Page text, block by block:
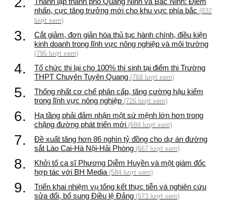
nhấn, cực tăng trưởng mới cho khu vực phía bắc (832
lượt xem)
3.
Cắt giảm, đơn giản hóa thủ tục hành chính, điều kiện
kinh doanh trong lĩnh vực nông nghiệp và môi trường
(795 lượt xem)
4.
Tổ chức thi lại cho 100% thí sinh tại điểm thi Trường
THPT Chuyên Tuyên Quang (768 lượt xem)
5.
Thống nhất cơ chế phân cấp, tăng cường hậu kiểm
trong lĩnh vực nông nghiệp (726 lượt xem)
6.
Hạ tầng phải đảm nhận một sứ mệnh lớn hơn trong
chặng đường phát triển mới (684 lượt xem)
7.
Đề xuất tăng hơn 86 nghìn tỷ đồng cho dự án đường
sắt Lào Cai-Hà Nội-Hải Phòng (667 lượt xem)
8.
Khởi tố ca sĩ Phương Diễm Huyền và một giám đốc
hợp tác với BH Media (584 lượt xem)
9.
Triển khai nhiệm vụ tổng kết thực tiễn và nghiên cứu
sửa đổi, bổ sung Điều lệ Đảng (573 lượt xem)